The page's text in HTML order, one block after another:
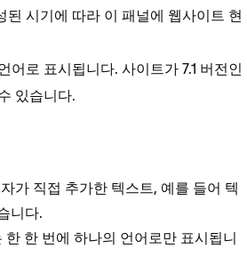
된 시기에 따라 이 패널에 웹사이트 현
로 표시됩니다. 사이트가 7.1 버전인
있습니다.
가 직접 추가한 텍스트, 예를 들어 텍
니다.
한 한 번에 하나의 언어로만 표시됩니